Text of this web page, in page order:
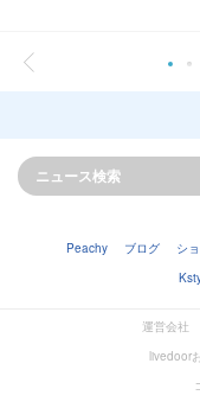
Peachy ブログ シ
運営会社
livedoor